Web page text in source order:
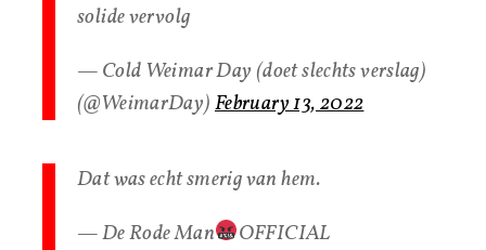
solide vervolg
— Cold Weimar Day (doet slechts verslag)
(@WeimarDay)February 13, 2022
Dat was echt smerig van hem.
— De Rode Man
OFFICIAL